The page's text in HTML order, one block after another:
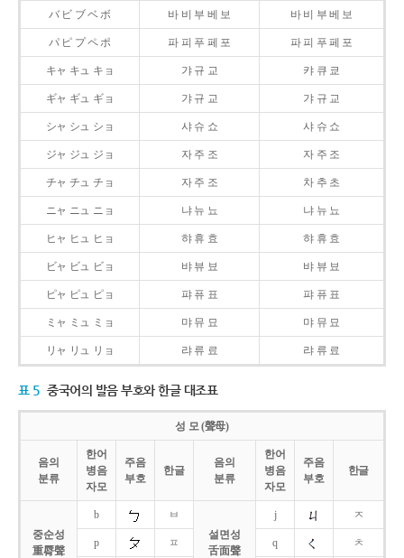
バ ビ ブ ベ ボ 바 비 부 베 보 바 비 부 베 보
パ ピ プ ペ ポ 파 피 푸 페 포 파 피 푸 페 포
キャ キュ キョ 갸 규 교 캬 큐 쿄
ギャ ギュ ギョ 갸 규 교 갸 규 교
シャ シュ ショ 샤 슈 쇼 샤 슈 쇼
ジャ ジュ ジョ 자 주 조 자 주 조
チャ チュ チョ 자 주 조 차 추 초
ニャ ニュ ニョ 냐 뉴 뇨 냐 뉴 뇨
ヒャ ヒュ ヒョ 햐 휴 효 햐 휴 효
ビャ ビュ ビョ 뱌 뷰 뵤 뱌 뷰 뵤
ピャ ピュ ピョ 퍄 퓨 표 퍄 퓨 표
ミャ ミュ ミョ 먀 뮤 묘 먀 뮤 묘
リャ リュ リョ 랴 류 료 랴 류 료
표 5 중국어의 발음 부호와 한글 대조표
성 모 (聲母)
음의
분류
한어
병음
자모
주음
부호
한글
음의
분류
한어
병음
자모
주음
부호
한글
중순성
重脣聲
b
ㅂ
설면성
舌面聲
j ㅈ
p ㅍ q ㅊ